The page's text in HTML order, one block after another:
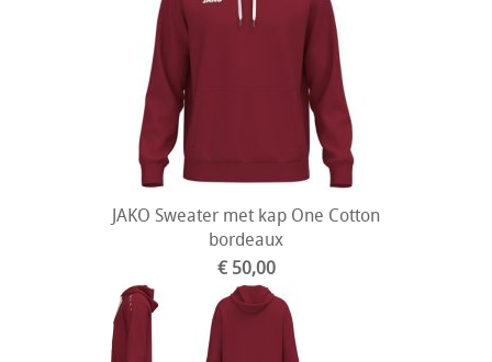
JAKO Sweater met kap One Cotton
bordeaux
€ 50,00